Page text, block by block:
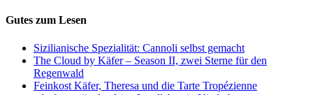
Gutes zum Lesen
Sizilianische Spezialität: Cannoli selbst gemacht
The Cloud by Käfer – Season II, zwei Sterne für den
Regenwald
Feinkost Käfer, Theresa und die Tarte Tropézienne